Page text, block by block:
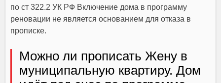
по ст 322.2 УК РФ Включение дома в программу
реновации не является основанием для отказа в
прописке.
Можно ли прописать Жену в
муниципальную квартиру. Дом